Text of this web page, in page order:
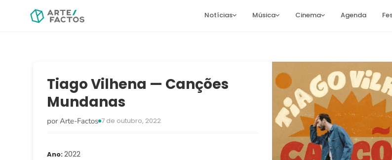
Notícias Música Cinema Agenda
Tiago Vilhena — Canções
Mundanas
por Arte-Factos 7 de outubro, 2022
Ano 2022